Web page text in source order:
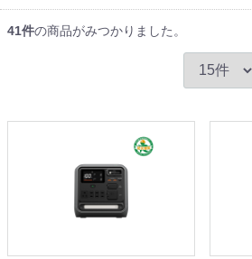
41件の商品がみつかりました。